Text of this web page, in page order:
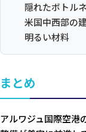
隠れたボトル
米国中西部の
明るい材料
まとめ
アルワジュ国際空港